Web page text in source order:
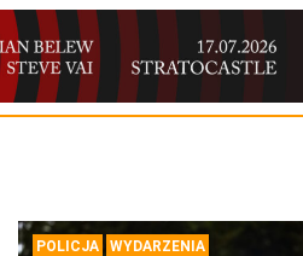
POLICJA WYDARZENIA